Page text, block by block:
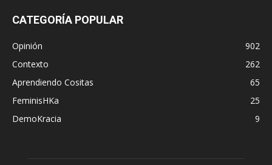
CATEGORÍA POPULAR
Opinión
902
Contexto
262
Aprendiendo Cositas
65
FeminisHKa
25
DemoKracia
9